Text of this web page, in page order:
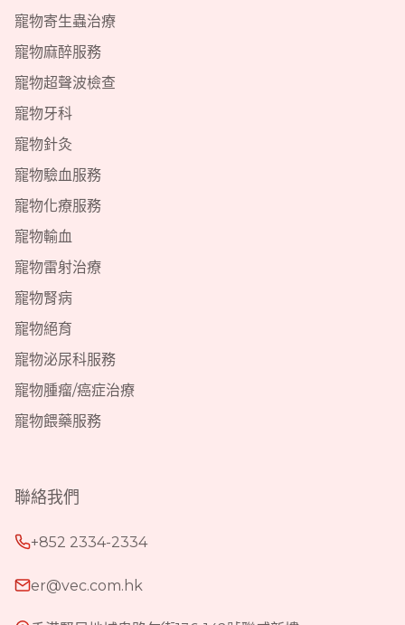
寵物寄生蟲治療
寵物麻醉服務
寵物超聲波檢查
寵物牙科
寵物針灸
寵物驗血服務
寵物化療服務
寵物輸血
寵物雷射治療
寵物腎病
寵物絕育
寵物泌尿科服務
寵物腫瘤/癌症治療
寵物餵藥服務
聯絡我們
+852 2334-2334
er@vec.com.hk